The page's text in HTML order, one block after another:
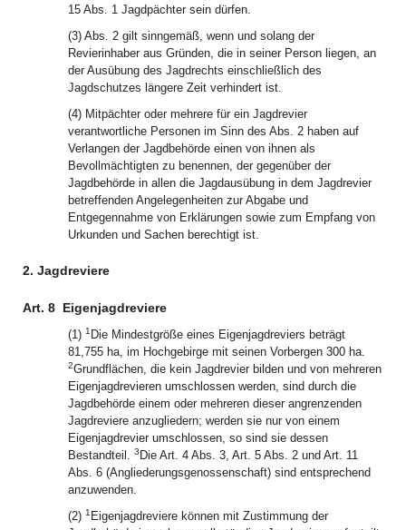
15 Abs. 1 Jagdpächter sein dürfen.
(3) Abs. 2 gilt sinngemäß, wenn und solang der
Revierinhaber aus Gründen, die in seiner Person liegen, an
der Ausübung des Jagdrechts einschließlich des
Jagdschutzes längere Zeit verhindert ist.
(4) Mitpächter oder mehrere für ein Jagdrevier
verantwortliche Personen im Sinn des Abs. 2 haben auf
Verlangen der Jagdbehörde einen von ihnen als
Bevollmächtigten zu benennen, der gegenüber der
Jagdbehörde in allen die Jagdausübung in dem Jagdrevier
betreffenden Angelegenheiten zur Abgabe und
Entgegennahme von Erklärungen sowie zum Empfang von
Urkunden und Sachen berechtigt ist.
2. Jagdreviere
Art. 8 Eigenjagdreviere
(1) 1 Die Mindestgröße eines Eigenjagdreviers beträgt
81,755 ha, im Hochgebirge mit seinen Vorbergen 300 ha.
2Grundflächen, die kein Jagdrevier bilden und von mehreren
Eigenjagdrevieren umschlossen werden, sind durch die
Jagdbehörde einem oder mehreren dieser angrenzenden
Jagdreviere anzugliedern; werden sie nur von einem
Eigenjagdrevier umschlossen, so sind sie dessen
Bestandteil. 3 Die Art. 4 Abs. 3, Art. 5 Abs. 2 und Art. 11
Abs. 6 (Angliederungsgenossenschaft) sind entsprechend
anzuwenden.
(2) 1 Eigenjagdreviere können mit Zustimmung der